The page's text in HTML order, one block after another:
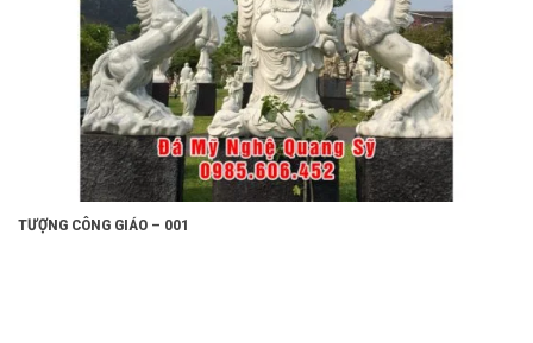
TƯỢNG CÔNG GIÁO – 001